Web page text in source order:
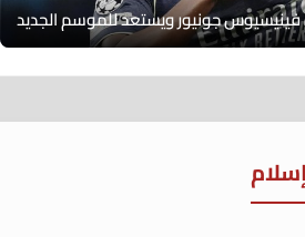
جونيور ويستعد للموسم الجديد